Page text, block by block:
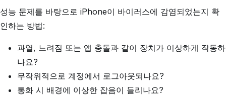
성능 문제를 바탕으로 iPhone이 바이러스에 감염되었는지 확
인하는 방법:
과열, 느려짐 또는 앱 충돌과 같이 장치가 이상하게 작동하
나요?
무작위적으로 계정에서 로그아웃되나요?
통화 시 배경에 이상한 잡음이 들리나요?